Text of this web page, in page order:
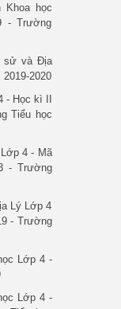
học
- Trường
sử và Địa
2020
- Học kì II
Tiểu học
4 - Mã
- Trường
Lý Lớp 4
- Trường
Lớp 4 -
Lớp 4 -